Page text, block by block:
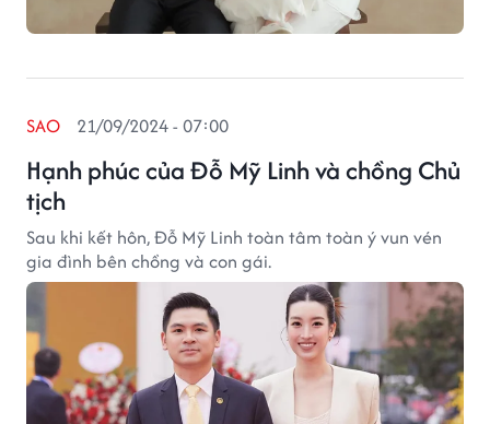
Hạnh phúc của Đỗ Mỹ Linh và chồng Chủ
tịch
SAO 21/09/2024 - 07:00
Sau khi kết hôn, Đỗ Mỹ Linh toàn tâm toàn ý vun vén
gia đình bên chồng và con gái.